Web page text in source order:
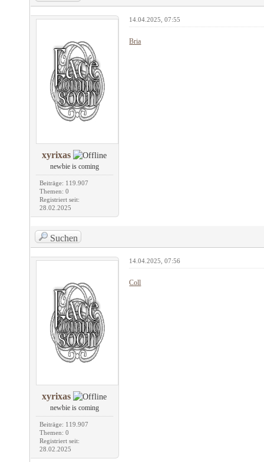
xyrixas
newbie is coming
Beiträge: 119.907
Themen: 0
Registriert seit:
28.02.2025
14.04.2025, 07:55
Bria
Suchen
xyrixas
newbie is coming
Beiträge: 119.907
Themen: 0
Registriert seit:
28.02.2025
14.04.2025, 07:56
Coll